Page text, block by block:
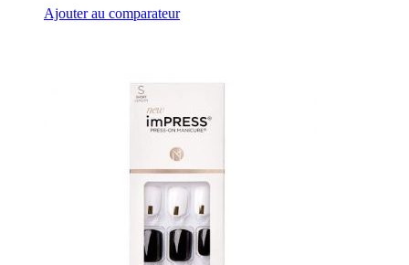
Ajouter au comparateur